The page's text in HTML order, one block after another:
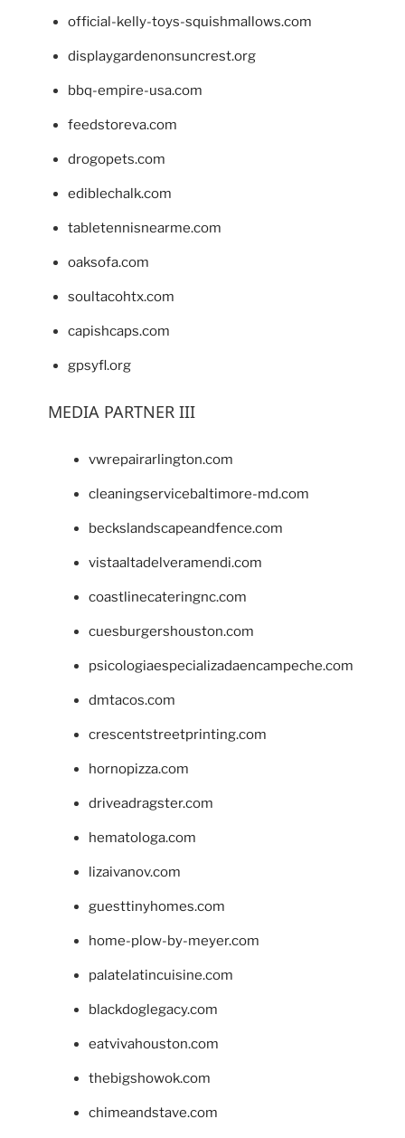
official-kelly-toys-squishmallows.com
displaygardenonsuncrest.org
bbq-empire-usa.com
feedstoreva.com
drogopets.com
ediblechalk.com
tabletennisnearme.com
oaksofa.com
soultacohtx.com
capishcaps.com
gpsyfl.org
MEDIA PARTNER III
vwrepairarlington.com
cleaningservicebaltimore-md.com
beckslandscapeandfence.com
vistaaltadelveramendi.com
coastlinecateringnc.com
cuesburgershouston.com
psicologiaespecializadaencampeche.com
dmtacos.com
crescentstreetprinting.com
hornopizza.com
driveadragster.com
hematologa.com
lizaivanov.com
guesttinyhomes.com
home-plow-by-meyer.com
palatelatincuisine.com
blackdoglegacy.com
eatvivahouston.com
thebigshowok.com
chimeandstave.com